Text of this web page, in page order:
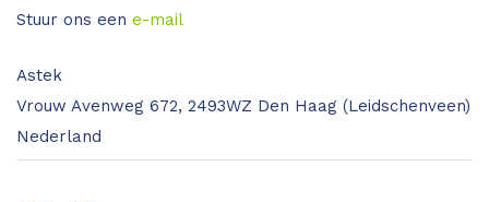
Stuur ons een e-mail
Astek
Vrouw Avenweg 672, 2493WZ Den Haag (Leidschenveen)
Nederland